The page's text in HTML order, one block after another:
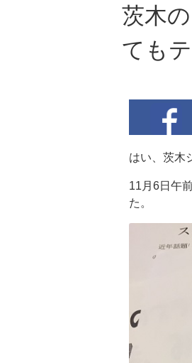
茨木
ても
はい、茨木
11月6日午
た。